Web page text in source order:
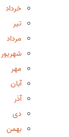
خرداد
تیر
مرداد
شهریور
مهر
آبان
آذر
دی
بهمن